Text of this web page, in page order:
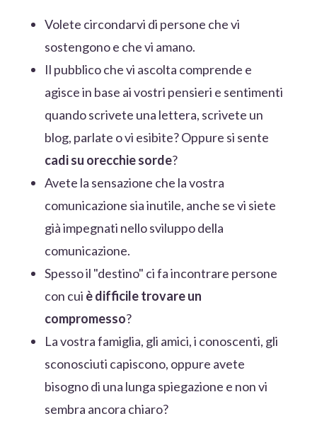
Volete circondarvi di persone che vi
sostengono e che vi amano.
Il pubblico che vi ascolta comprende e
agisce in base ai vostri pensieri e sentimenti
quando scrivete una lettera, scrivete un
blog, parlate o vi esibite? Oppure si sente
cadi su orecchie sorde?
Avete la sensazione che la vostra
comunicazione sia inutile, anche se vi siete
già impegnati nello sviluppo della
comunicazione.
Spesso il "destino" ci fa incontrare persone
con cui è difficile trovare un
compromesso?
La vostra famiglia, gli amici, i conoscenti, gli
sconosciuti capiscono, oppure avete
bisogno di una lunga spiegazione e non vi
sembra ancora chiaro?